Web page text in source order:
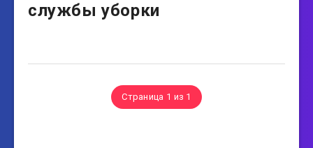
службы уборки
Страница 1 из 1